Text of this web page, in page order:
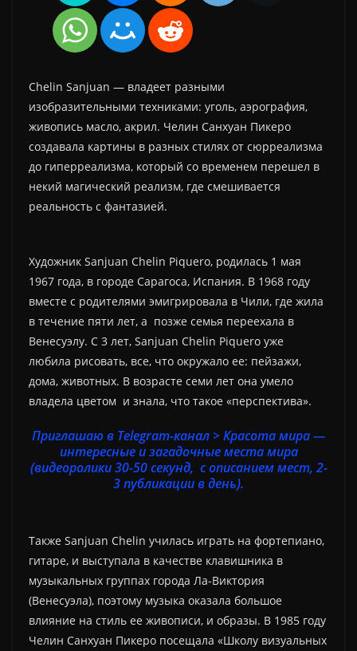
Chelin Sanjuan — владеет разными
изобразительными техниками: уголь, аэрография,
живопись масло, акрил. Челин Санхуан Пикеро
создавала картины в разных стилях от сюрреализма
до гиперреализма, который со временем перешел в
некий магический реализм, где смешивается
реальность с фантазией.
Художник Sanjuan Chelin Piquero, родилась 1 мая
1967 года, в городе Сарагоса, Испания. В 1968 году
вместе с родителями эмигрировала в Чили, где жила
в течение пяти лет, а позже семья переехала в
Венесуэлу. С 3 лет, Sanjuan Chelin Piquero уже
любила рисовать, все, что окружало ее: пейзажи,
дома, животных. В возрасте семи лет она умело
владела цветом и знала, что такое «перспектива».
Приглашаю в Telegram-канал > Красота мира —
интересные и загадочные места мира
(видеоролики 30-50 секунд, с описанием мест, 2-
3 публикации в день).
Также Sanjuan Chelin училась играть на фортепиано,
гитаре, и выступала в качестве клавишника в
музыкальных группах города Ла-Виктория
(Венесуэла), поэтому музыка оказала большое
влияние на стиль ее живописи, и образы. В 1985 году
Челин Санхуан Пикеро посещала «Школу визуальных